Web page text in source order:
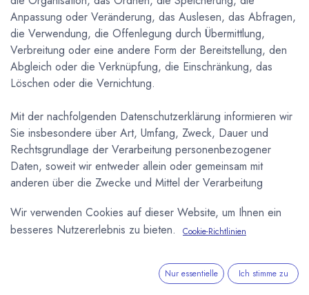
Anpassung oder Veränderung, das Auslesen, das Abfragen,
die Verwendung, die Offenlegung durch Übermittlung,
Verbreitung oder eine andere Form der Bereitstellung, den
Abgleich oder die Verknüpfung, die Einschränkung, das
Löschen oder die Vernichtung.
Mit der nachfolgenden Datenschutzerklärung informieren wir
Sie insbesondere über Art, Umfang, Zweck, Dauer und
Rechtsgrundlage der Verarbeitung personenbezogener
Daten, soweit wir entweder allein oder gemeinsam mit
anderen über die Zwecke und Mittel der Verarbeitung
die von uns zu Optimierungszwecken sowie zur Steigerung
der Nutzungsqualität eingesetzten Fremdkomponenten,
Wir verwenden Cookies auf dieser Website, um Ihnen ein
besseres Nutzererlebnis zu bieten.
Cookie-Richtlinien
Nur essentielle Ich stimme zu